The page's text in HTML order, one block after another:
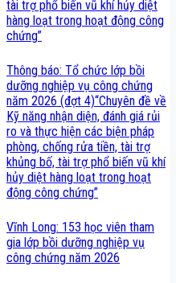
tài trợ phổ biến vũ khí hủy diệt
hàng loạt trong hoạt động công
chứng”
Thông báo: Tổ chức lớp bồi
dưỡng nghiệp vụ công chứng
năm 2026 (đợt 4)“Chuyên đề về
Kỹ năng nhận diện, đánh giá rủi
ro và thực hiện các biện pháp
phòng, chống rửa tiền, tài trợ
khủng bố, tài trợ phổ biến vũ khí
hủy diệt hàng loạt trong hoạt
động công chứng”
Vĩnh Long: 153 học viên tham
gia lớp bồi dưỡng nghiệp vụ
công chứng năm 2026